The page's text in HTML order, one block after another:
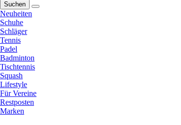
Suchen
Neuheiten
Schuhe
Schläger
Tennis
Padel
Badminton
Tischtennis
Squash
Lifestyle
Für Vereine
Restposten
Marken